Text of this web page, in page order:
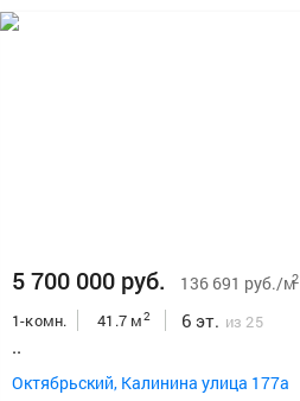
5 700 000 руб. 136 691 руб./м2
1-комн. 41.7 м2 6 эт. из 25
..
Октябрьский, Калинина улица 177а